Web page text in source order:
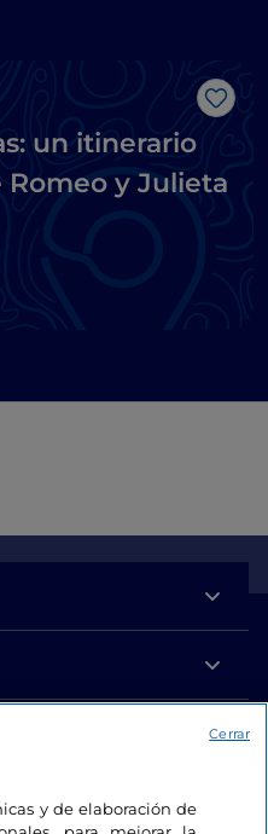
Me
un itinerario
Romeo y Julieta
y de elaboración de
Cerrar